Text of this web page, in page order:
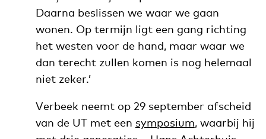
Daarna beslissen we waar we gaan
wonen. Op termijn ligt een gang richting
het westen voor de hand, maar waar we
dan terecht zullen komen is nog helemaal
niet zeker.’
Verbeek neemt op 29 september afscheid
van de UT met een symposium, waarbij hij